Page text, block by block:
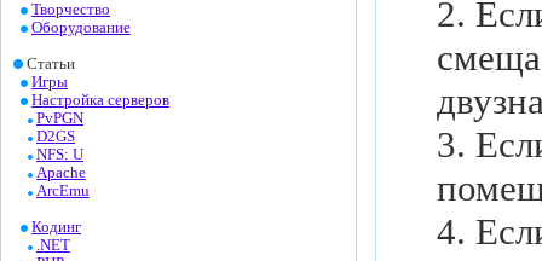
Творчество
Оборудование
Статьи
Игры
Настройка серверов
PvPGN
D2GS
NFS: U
Apache
ArcEmu
Кодинг
.NET
2.
3.
4.